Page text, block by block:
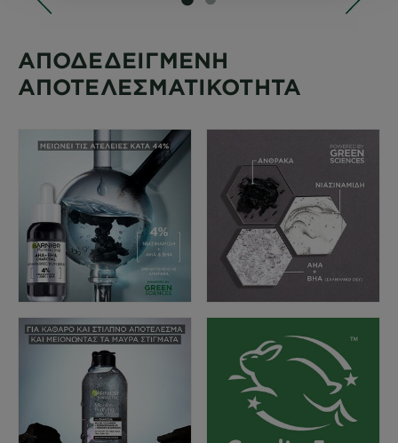
SLIDE 1SLIDE 2
ΑΠΟΔΕΔΕΙΓΜΕΝΗ
ΑΠΟΤΕΛΕΣΜΑΤΙΚΟΤΗΤΑ